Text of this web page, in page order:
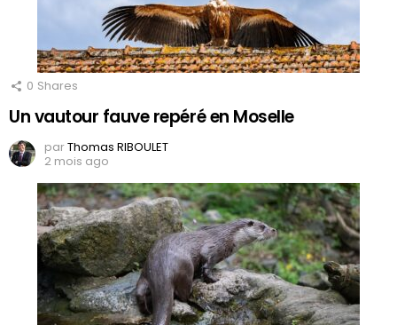
0 Shares
Un vautour fauve repéré en Moselle
parThomas RIBOULET
2 mois ago